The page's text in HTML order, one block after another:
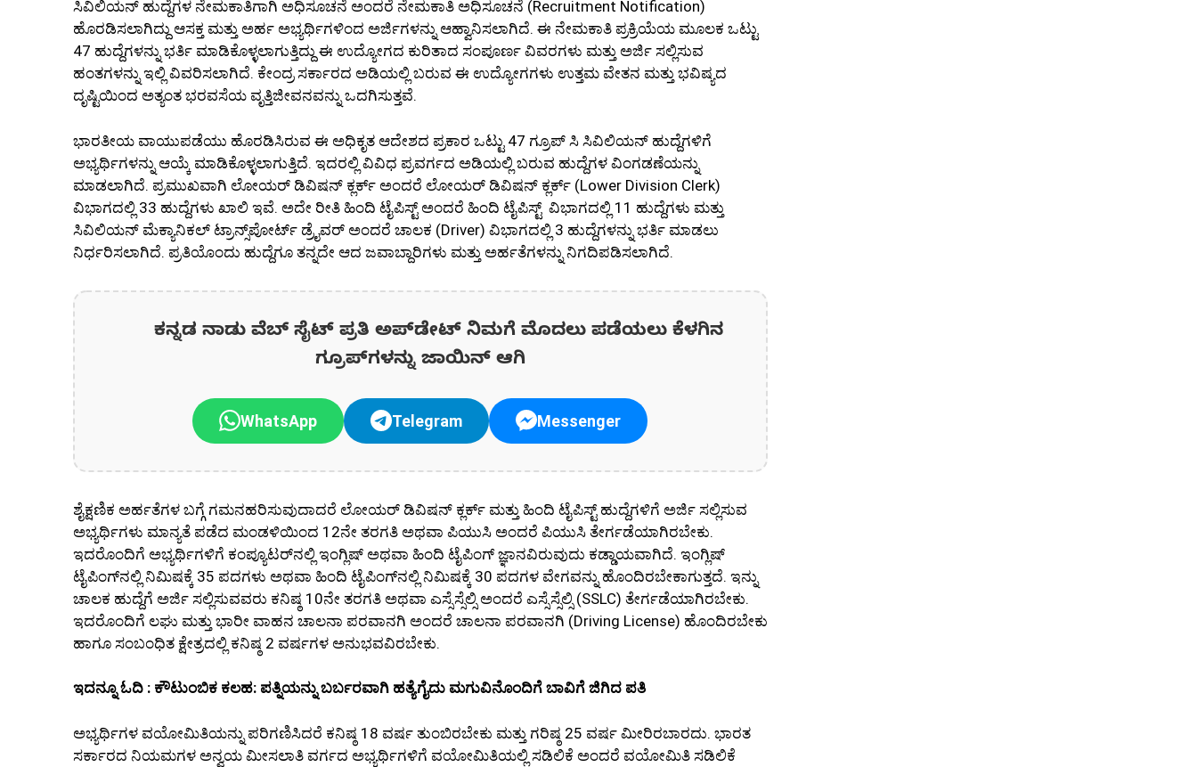
ಸಿವಿಲಿಯನ್ ಹುದ್ದೆಗಳ ನೇಮಕಾತಿಗಾಗಿ ಅಧಿಸೂಚನೆ ಅಂದರೆ ನೇಮಕಾತಿ ಅಧಿಸೂಚನೆ (Recruitment Notification)
ಹೊರಡಿಸಲಾಗಿದ್ದು ಆಸಕ್ತ ಮತ್ತು ಅರ್ಹ ಅಭ್ಯರ್ಥಿಗಳಿಂದ ಅರ್ಜಿಗಳನ್ನು ಆಹ್ವಾನಿಸಲಾಗಿದೆ. ಈ ನೇಮಕಾತಿ ಪ್ರಕ್ರಿಯೆಯ ಮೂಲಕ ಒಟ್ಟು
47 ಹುದ್ದೆಗಳನ್ನು ಭರ್ತಿ ಮಾಡಿಕೊಳ್ಳಲಾಗುತ್ತಿದ್ದು ಈ ಉದ್ಯೋಗದ ಕುರಿತಾದ ಸಂಪೂರ್ಣ ವಿವರಗಳು ಮತ್ತು ಅರ್ಜಿ ಸಲ್ಲಿಸುವ
ಹಂತಗಳನ್ನು ಇಲ್ಲಿ ವಿವರಿಸಲಾಗಿದೆ. ಕೇಂದ್ರ ಸರ್ಕಾರದ ಅಡಿಯಲ್ಲಿ ಬರುವ ಈ ಉದ್ಯೋಗಗಳು ಉತ್ತಮ ವೇತನ ಮತ್ತು ಭವಿಷ್ಯದ
ದೃಷ್ಟಿಯಿಂದ ಅತ್ಯಂತ ಭರವಸೆಯ ವೃತ್ತಿಜೀವನವನ್ನು ಒದಗಿಸುತ್ತವೆ.
ಭಾರತೀಯ ವಾಯುಪಡೆಯು ಹೊರಡಿಸಿರುವ ಈ ಅಧಿಕೃತ ಆದೇಶದ ಪ್ರಕಾರ ಒಟ್ಟು 47 ಗ್ರೂಪ್ ಸಿ ಸಿವಿಲಿಯನ್ ಹುದ್ದೆಗಳಿಗೆ
ಅಭ್ಯರ್ಥಿಗಳನ್ನು ಆಯ್ಕೆ ಮಾಡಿಕೊಳ್ಳಲಾಗುತ್ತಿದೆ. ಇದರಲ್ಲಿ ವಿವಿಧ ಪ್ರವರ್ಗದ ಅಡಿಯಲ್ಲಿ ಬರುವ ಹುದ್ದೆಗಳ ವಿಂಗಡಣೆಯನ್ನು
ಮಾಡಲಾಗಿದೆ. ಪ್ರಮುಖವಾಗಿ ಲೋಯರ್ ಡಿವಿಷನ್ ಕ್ಲರ್ಕ್ ಅಂದರೆ ಲೋಯರ್ ಡಿವಿಷನ್ ಕ್ಲರ್ಕ್ (Lower Division Clerk)
ವಿಭಾಗದಲ್ಲಿ 33 ಹುದ್ದೆಗಳು ಖಾಲಿ ಇವೆ. ಅದೇ ರೀತಿ ಹಿಂದಿ ಟೈಪಿಸ್ಟ್ ಅಂದರೆ ಹಿಂದಿ ಟೈಪಿಸ್ಟ್ ವಿಭಾಗದಲ್ಲಿ 11 ಹುದ್ದೆಗಳು ಮತ್ತು
ಸಿವಿಲಿಯನ್ ಮೆಕ್ಯಾನಿಕಲ್ ಟ್ರಾನ್ಸ್‌ಪೋರ್ಟ್ ಡ್ರೈವರ್ ಅಂದರೆ ಚಾಲಕ (Driver) ವಿಭಾಗದಲ್ಲಿ 3 ಹುದ್ದೆಗಳನ್ನು ಭರ್ತಿ ಮಾಡಲು
ನಿರ್ಧರಿಸಲಾಗಿದೆ. ಪ್ರತಿಯೊಂದು ಹುದ್ದೆಗೂ ತನ್ನದೇ ಆದ ಜವಾಬ್ದಾರಿಗಳು ಮತ್ತು ಅರ್ಹತೆಗಳನ್ನು ನಿಗದಿಪಡಿಸಲಾಗಿದೆ.
ಕನ್ನಡ ನಾಡು ವೆಬ್ ಸೈಟ್ ಪ್ರತಿ ಅಪ್‌ಡೇಟ್‌ ನಿಮಗೆ ಮೊದಲು ಪಡೆಯಲು ಕೆಳಗಿನ
ಗ್ರೂಪ್‌ಗಳನ್ನು ಜಾಯಿನ್ ಆಗಿ
WhatsApp Telegram Messenger
ಶೈಕ್ಷಣಿಕ ಅರ್ಹತೆಗಳ ಬಗ್ಗೆ ಗಮನಹರಿಸುವುದಾದರೆ ಲೋಯರ್ ಡಿವಿಷನ್ ಕ್ಲರ್ಕ್ ಮತ್ತು ಹಿಂದಿ ಟೈಪಿಸ್ಟ್ ಹುದ್ದೆಗಳಿಗೆ ಅರ್ಜಿ ಸಲ್ಲಿಸುವ
ಅಭ್ಯರ್ಥಿಗಳು ಮಾನ್ಯತೆ ಪಡೆದ ಮಂಡಳಿಯಿಂದ 12ನೇ ತರಗತಿ ಅಥವಾ ಪಿಯುಸಿ ಅಂದರೆ ಪಿಯುಸಿ ತೇರ್ಗಡೆಯಾಗಿರಬೇಕು.
ಇದರೊಂದಿಗೆ ಅಭ್ಯರ್ಥಿಗಳಿಗೆ ಕಂಪ್ಯೂಟರ್‌ನಲ್ಲಿ ಇಂಗ್ಲಿಷ್ ಅಥವಾ ಹಿಂದಿ ಟೈಪಿಂಗ್ ಜ್ಞಾನವಿರುವುದು ಕಡ್ಡಾಯವಾಗಿದೆ. ಇಂಗ್ಲಿಷ್
ಟೈಪಿಂಗ್‌ನಲ್ಲಿ ನಿಮಿಷಕ್ಕೆ 35 ಪದಗಳು ಅಥವಾ ಹಿಂದಿ ಟೈಪಿಂಗ್‌ನಲ್ಲಿ ನಿಮಿಷಕ್ಕೆ 30 ಪದಗಳ ವೇಗವನ್ನು ಹೊಂದಿರಬೇಕಾಗುತ್ತದೆ. ಇನ್ನು
ಚಾಲಕ ಹುದ್ದೆಗೆ ಅರ್ಜಿ ಸಲ್ಲಿಸುವವರು ಕನಿಷ್ಠ 10ನೇ ತರಗತಿ ಅಥವಾ ಎಸ್ಸೆಸ್ಸೆಲ್ಸಿ ಅಂದರೆ ಎಸ್ಸೆಸ್ಸೆಲ್ಸಿ (SSLC) ತೇರ್ಗಡೆಯಾಗಿರಬೇಕು.
ಇದರೊಂದಿಗೆ ಲಘು ಮತ್ತು ಭಾರೀ ವಾಹನ ಚಾಲನಾ ಪರವಾನಗಿ ಅಂದರೆ ಚಾಲನಾ ಪರವಾನಗಿ (Driving License) ಹೊಂದಿರಬೇಕು
ಹಾಗೂ ಸಂಬಂಧಿತ ಕ್ಷೇತ್ರದಲ್ಲಿ ಕನಿಷ್ಠ 2 ವರ್ಷಗಳ ಅನುಭವವಿರಬೇಕು.
ಇದನ್ನೂ ಓದಿ : ಕೌಟುಂಬಿಕ ಕಲಹ: ಪತ್ನಿಯನ್ನು ಬರ್ಬರವಾಗಿ ಹತ್ಯೆಗೈದು ಮಗುವಿನೊಂದಿಗೆ ಬಾವಿಗೆ ಜಿಗಿದ ಪತಿ
ಅಭ್ಯರ್ಥಿಗಳ ವಯೋಮಿತಿಯನ್ನು ಪರಿಗಣಿಸಿದರೆ ಕನಿಷ್ಠ 18 ವರ್ಷ ತುಂಬಿರಬೇಕು ಮತ್ತು ಗರಿಷ್ಠ 25 ವರ್ಷ ಮೀರಿರಬಾರದು. ಭಾರತ
ಸರ್ಕಾರದ ನಿಯಮಗಳ ಅನ್ವಯ ಮೀಸಲಾತಿ ವರ್ಗದ ಅಭ್ಯರ್ಥಿಗಳಿಗೆ ವಯೋಮಿತಿಯಲ್ಲಿ ಸಡಿಲಿಕೆ ಅಂದರೆ ವಯೋಮಿತಿ ಸಡಿಲಿಕೆ